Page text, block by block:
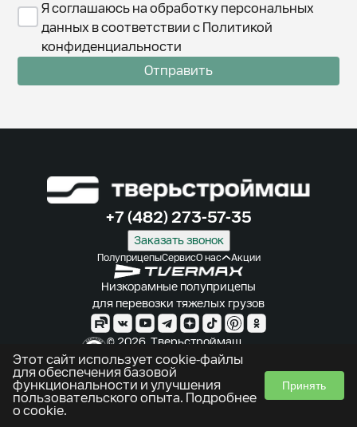
Я соглашаюсь на обработку персональных
данных в соответствии с Политикой
конфиденциальности
Отправить
ПолуприцепыСервисО нас Акции
Низкорамные полуприцепы
для перевозки тяжелых грузов
+7 (482) 273-57-35
Заказать звонок
Использование cookie
Политика конфиденциальности
© 2026. Тверьстроймаш.
Производитель полуприцепов
Этот сайт использует cookie-файлы
для обеспечения базовой
функциональности и улучшения
пользовательского опыта. Подробнее
о cookie.
Принять